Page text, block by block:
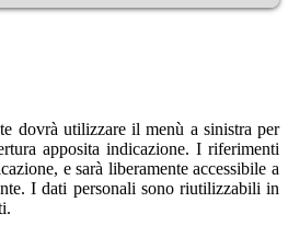
dovrà utilizzare il menù a sinistra per
apposita indicazione. I riferimenti
e sarà liberamente accessibile a
I dati personali sono riutilizzabili in